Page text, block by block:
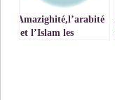
L’Amazighité,l’arabité
et l’Islam les